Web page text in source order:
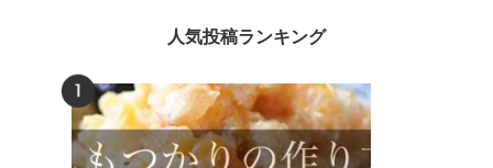
人気投稿ランキング